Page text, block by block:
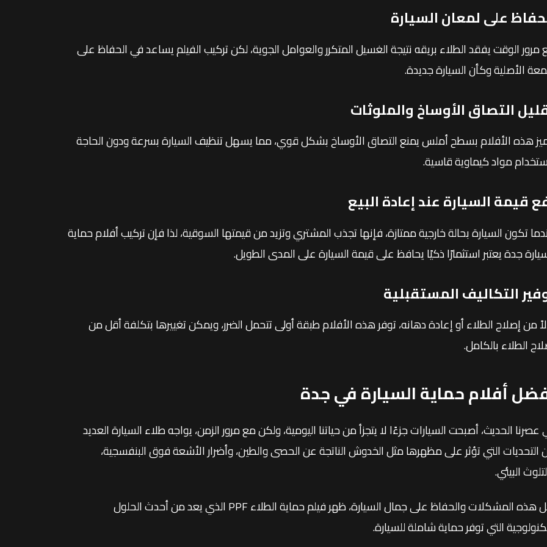
على لمعان السيارة
مرور الوقت يفقد الطلاء بريقه نتيجة الغسيل المتكرر والعوامل الجوية، لكن تركيب الفيلم يساعد في الحفاظ على
الأصلية وكأن السيارة جديدة.
التصاق الأوساخ والملوثات
هذه الأفلام بسطح أملس يمنع التصاق الأوساخ بشكل قوي، مما يسهل تنظيف السيارة بسرعة ودون الحاجة
مواد كيماوية قاسية.
قيمة السيارة عند إعادة البيع
تكون السيارة بحالة خارجية ممتازة، فإنها تجذب المشتري وتزيد من قيمتها السوقية، لذا فإن تركيب أفلام حماية
جدة يعتبر استثمارًا ذكيًا يحافظ على قيمة السيارة على المدى الطويل.
التكاليف المستقبلية
من إصلاح الطلاء أو إعادة دهانه، توفر هذه الأفلام طبقة أولى تتحمل الضرر، ويمكن تغييرها بتكلفة أقل من
الطلاء بالكامل.
أفلام حماية السيارة في جدة
الحديث، أصبحت السيارات جزءًا لا يتجزأ من حياتنا اليومية، ولكن مع مرور الزمن، يواجه طلاء السيارة العديد
التحديات التي تؤثر على مظهرها مثل الخدوش الناتجة عن الحصى والطين، وأضرار الأشعة فوق البنفسجية،
البيئي.
لحل هذه المشكلات والحفاظ على جمال السيارة، ظهر فيلم حماية الطلاء PPF الذي يعد من أحدث الحلول
التي توفر حماية شاملة للسيارة.